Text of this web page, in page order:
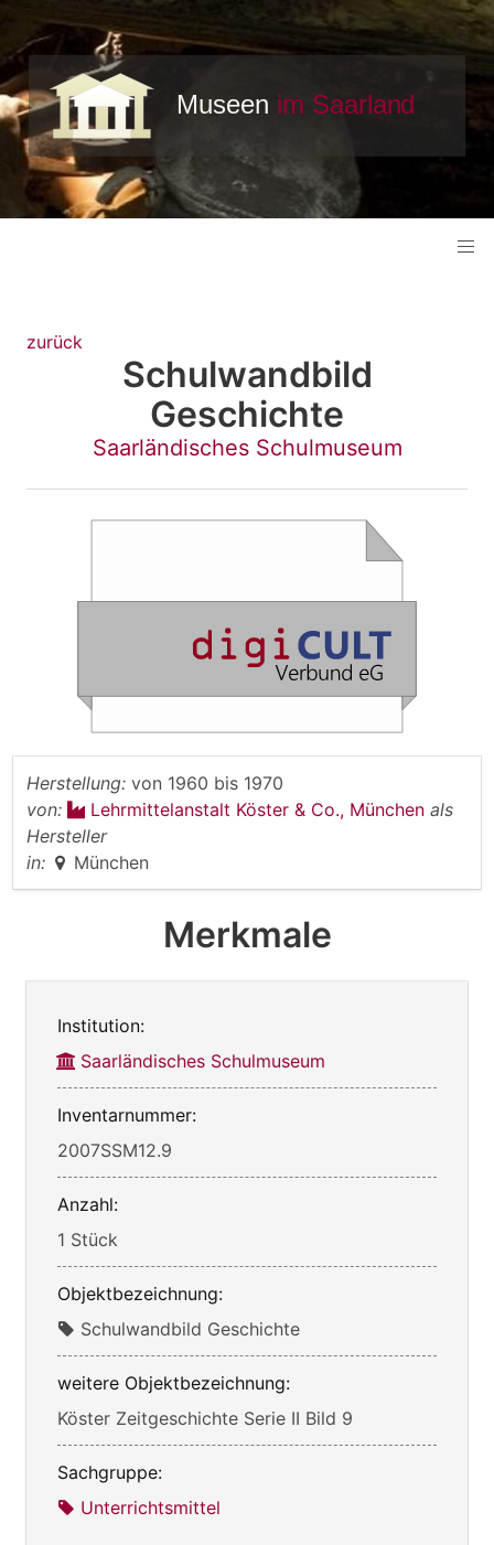
zurück
Schulwandbild
Geschichte
Saarländisches Schulmuseum
Herstellung: von 1960 bis 1970
von:
Lehrmittelanstalt Köster & Co., München als
Hersteller
in:
München
Merkmale
Institution:
Saarländisches Schulmuseum
Inventarnummer:
2007SSM12.9
Anzahl:
1 Stück
Objektbezeichnung:
Schulwandbild Geschichte
weitere Objektbezeichnung:
Köster Zeitgeschichte Serie II Bild 9
Sachgruppe:
Unterrichtsmittel